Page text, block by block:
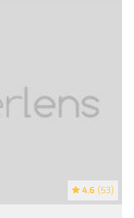
4.6 (53)